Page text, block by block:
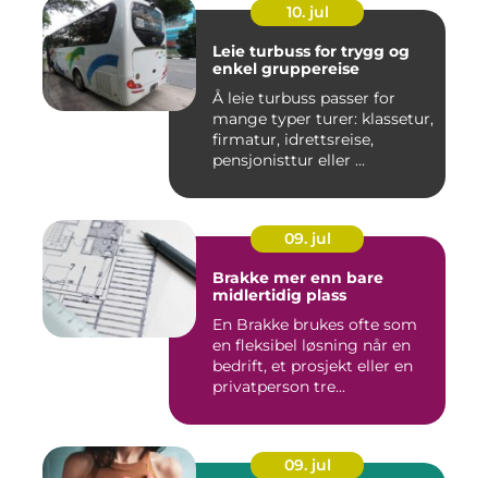
10. jul
Leie turbuss for trygg og
enkel gruppereise
Å leie turbuss passer for
mange typer turer: klassetur,
firmatur, idrettsreise,
pensjonisttur eller ...
09. jul
Brakke mer enn bare
midlertidig plass
En Brakke brukes ofte som
en fleksibel løsning når en
bedrift, et prosjekt eller en
privatperson tre...
09. jul